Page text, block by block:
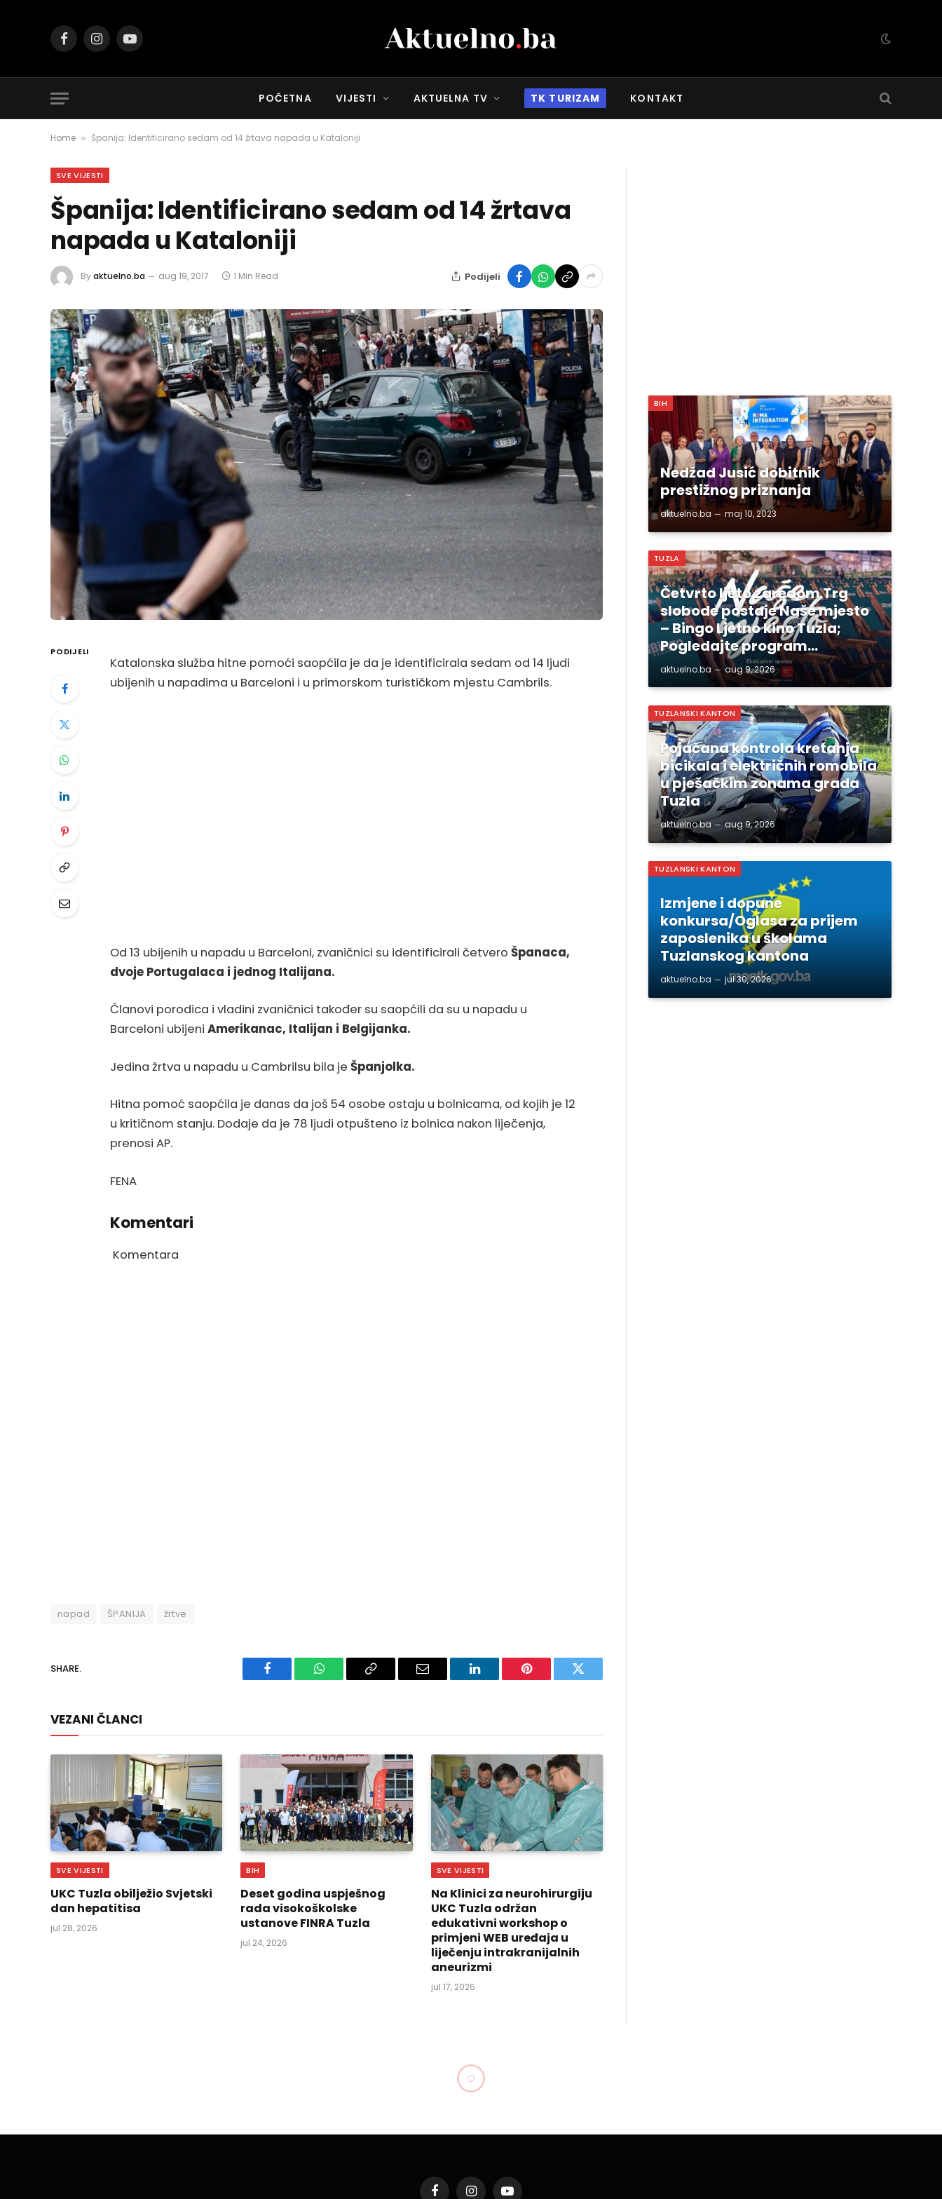
FacebookInstagramYouTube
POČETNA VIJESTI AKTUELNA TV TK TURIZAM KONTAKT
Home » Španija: Identificirano sedam od 14 žrtava napada u Kataloniji
SVE VIJESTI
Španija: Identificirano sedam od 14 žrtava
napada u Kataloniji
Byaktuelno.ba aug 19, 2017 1 Min Read Podijeli
PODIJELI
Katalonska služba hitne pomoći saopćila je da je identificirala sedam od 14 ljudi
ubijenih u napadima u Barceloni i u primorskom turističkom mjestu Cambrils.
Od 13 ubijenih u napadu u Barceloni, zvaničnici su identificirali četvero Španaca,
dvoje Portugalaca i jednog Italijana.
Članovi porodica i vladini zvaničnici također su saopćili da su u napadu u
Barceloni ubijeni Amerikanac, Italijan i Belgijanka.
Jedina žrtva u napadu u Cambrilsu bila je Španjolka.
Hitna pomoć saopćila je danas da još 54 osobe ostaju u bolnicama, od kojih je 12
u kritičnom stanju. Dodaje da je 78 ljudi otpušteno iz bolnica nakon liječenja,
prenosi AP.
FENA
Komentari
Komentara
napad ŠPANIJA žrtve
SHARE.
Facebook WhatsAppCopy
Email LinkedIn Pinterest Twitter
VEZANI ČLANCI
SVE VIJESTI
UKC Tuzla obilježio Svjetski
dan hepatitisa
jul 28, 2026
BIH
Deset godina uspješnog
rada visokoškolske
ustanove FINRA Tuzla
jul 24, 2026
SVE VIJESTI
Na Klinici za neurohirurgiju
UKC Tuzla održan
edukativni workshop o
primjeni WEB uređaja u
liječenju intrakranijalnih
aneurizmi
jul 17, 2026
BIH
Nedžad Jusić dobitnik
prestižnog priznanja
aktuelno.ba maj 10, 2023
TUZLA
Četvrto ljeto zaredom Trg
slobode postaje Naše mjesto
– Bingo Ljetno kino Tuzla;
Pogledajte program…
aktuelno.ba aug 9, 2026
TUZLANSKI KANTON
Pojačana kontrola kretanja
bicikala i električnih romobila
u pješačkim zonama grada
Tuzla
aktuelno.ba aug 9, 2026
TUZLANSKI KANTON
Izmjene i dopune
konkursa/Oglasa za prijem
zaposlenika u školama
Tuzlanskog kantona
aktuelno.ba jul 30, 2026